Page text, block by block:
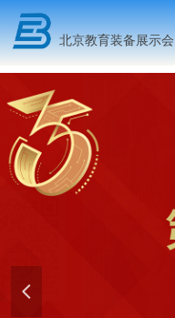
北京教育装备展示会
넳